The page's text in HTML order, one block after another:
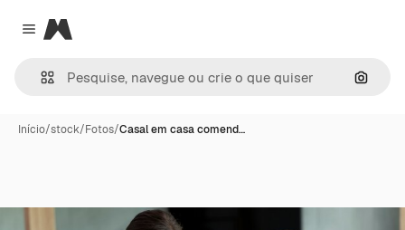
Close menu
Magnific
Início/stock/Fotos/Casal em casa comend…